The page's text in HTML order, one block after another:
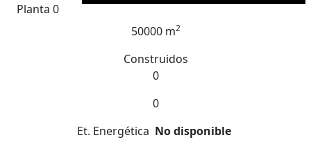
Planta 0
50000 m2
Construidos
0
0
Et. Energética No disponible